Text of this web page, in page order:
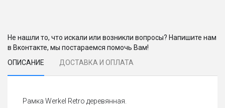
Не нашли то, что искали или возникли вопросы? Напишите нам
в Вконтакте, мы постараемся помочь Вам!
ОПИСАНИЕ
ДОСТАВКА И ОПЛАТА
Рамка Werkel Retro деревянная.